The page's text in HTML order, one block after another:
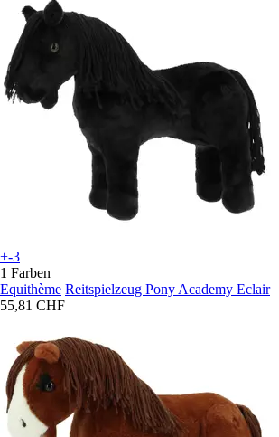
+-3
1 Farben
Equithème Reitspielzeug Pony Academy Eclair
55,81 CHF